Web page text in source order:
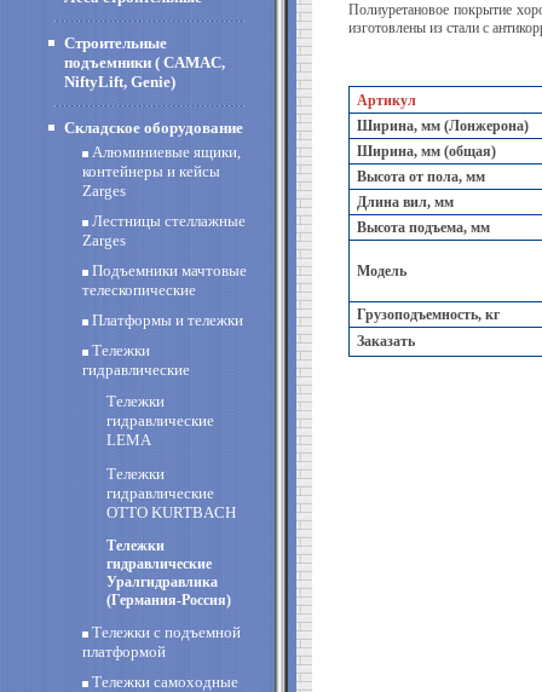
Строительные
подъемники ( CAMAC,
NiftyLift, Genie)
Складское оборудование
Алюминиевые ящики,
контейнеры и кейсы
Zarges
Лестницы стеллажные
Zarges
Подъемники мачтовые
телескопические
Платформы и тележки
Тележки
гидравлические
Тележки
гидравлические
LEMA
Тележки
гидравлические
OTTO KURTBACH
Тележки
гидравлические
Уралгидравлика
(Германия-Россия)
Тележки с подъемной
платформой
Тележки самоходные
Полиуретановое покрытие
изготовлены из стали с
Артикул
Ширина, мм (Лонжерона)
Ширина, мм (общая)
Высота от пола, мм
Длина вил, мм
Высота подъема, мм
Модель
Грузоподъемность, кг
Заказать